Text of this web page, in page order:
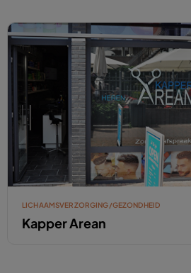
LICHAAMSVERZORGING/GEZONDHEID
Kapper Arean